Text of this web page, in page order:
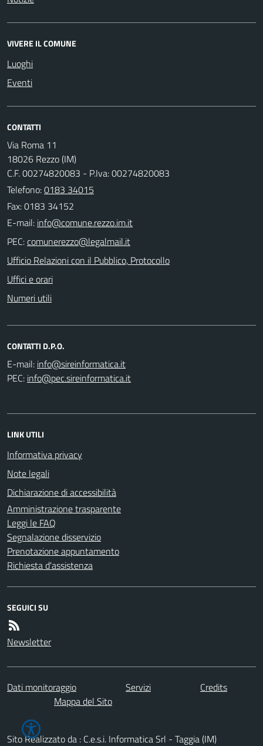
VIVERE IL COMUNE
Luoghi
Eventi
CONTATTI
Via Roma 11
18026 Rezzo (IM)
C.F. 00274820083 - P.Iva: 00274820083
Telefono:0183 34015
Fax: 0183 34152
E-mail:
PEC:
Ufficio Relazioni con il Pubblico, Protocollo
Uffici e orari
Numeri utili
CONTATTI D.P.O.
E-mail:
PEC:
LINK UTILI
Informativa privacy
Note legali
Dichiarazione di accessibilità
Amministrazione trasparente
Leggi le FAQ
Segnalazione disservizio
Prenotazione appuntamento
Richiesta d'assistenza
SEGUICI SU
Newsletter
Dati monitoraggio Servizi
Credits
Mappa del Sito
Sito Realizzato da : C.e.s.i. Informatica Srl - Taggia (IM)